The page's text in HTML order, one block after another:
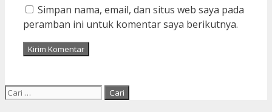
Simpan nama, email, dan situs web saya pada
peramban ini untuk komentar saya berikutnya.
Cari